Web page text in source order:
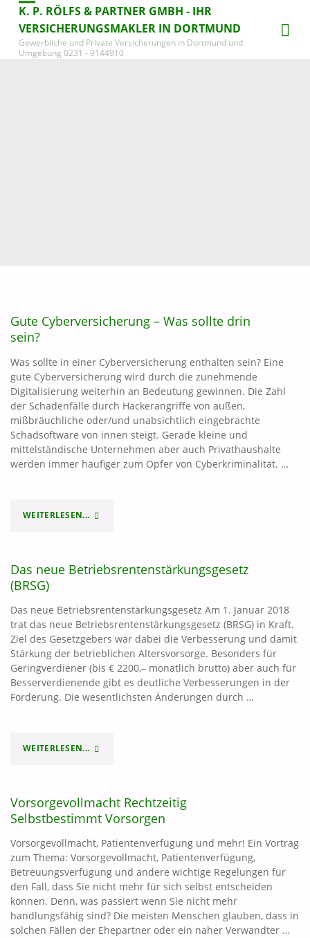
K. P. RÖLFS & PARTNER GMBH - IHR
VERSICHERUNGSMAKLER IN DORTMUND
Gewerbliche und Private Versicherungen in Dortmund und
Umgebung 0231 - 9144910
Gute Cyberversicherung – Was sollte drin
sein?
Was sollte in einer Cyberversicherung enthalten sein? Eine
gute Cyberversicherung wird durch die zunehmende
Digitalisierung weiterhin an Bedeutung gewinnen. Die Zahl
der Schadenfälle durch Hackerangriffe von außen,
mißbräuchliche oder/und unabsichtlich eingebrachte
Schadsoftware von innen steigt. Gerade kleine und
mittelständische Unternehmen aber auch Privathaushalte
werden immer häufiger zum Opfer von Cyberkriminalität. …
WEITERLESEN... "GUTE
–
SOLLTE
DRIN
SEIN?"
Das neue Betriebsrentenstärkungsgesetz
(BRSG)
Das neue Betriebsrentenstärkungsgesetz Am 1. Januar 2018
trat das neue Betriebsrentenstärkungsgesetz (BRSG) in Kraft.
Ziel des Gesetzgebers war dabei die Verbesserung und damit
Stärkung der betrieblichen Altersvorsorge. Besonders für
Geringverdiener (bis € 2200,– monatlich brutto) aber auch für
Besserverdienende gibt es deutliche Verbesserungen in der
Förderung. Die wesentlichsten Änderungen durch …
WEITERLESEN... "DAS
BETRIEBSRENTENSTÄRKUNGSGESETZ
Vorsorgevollmacht Rechtzeitig
Selbstbestimmt Vorsorgen
Vorsorgevollmacht, Patientenverfügung und mehr! Ein Vortrag
zum Thema: Vorsorgevollmacht, Patientenverfügung,
Betreuungsverfügung und andere wichtige Regelungen für
den Fall, dass Sie nicht mehr für sich selbst entscheiden
können. Denn, was passiert wenn Sie nicht mehr
handlungsfähig sind? Die meisten Menschen glauben, dass in
solchen Fällen der Ehepartner oder ein naher Verwandter …